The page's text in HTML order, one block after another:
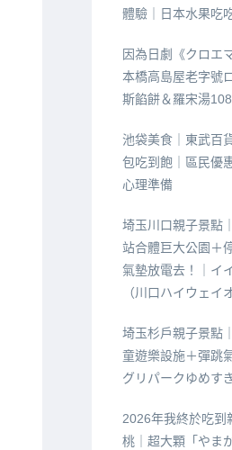
體驗｜日本水果吃
因為日劇《クロエ
本橋高島屋老字號
斯餡餅＆羅宋湯
池袋美食｜東武百
包吃到飽｜區民優
心理準備
埼玉川口親子景點
站合體巨大公園＋
氣墊放電去！｜イ
（川口ハイウェイ
埼玉杉戶親子景點
童遊樂設施＋彈跳
グリパークゆめす
2026年我終於吃到
桃｜超大顆「やま